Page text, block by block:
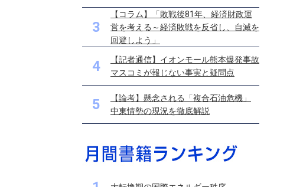
3
【コラム】「敗戦後81年、経済財政運
営を考える～経済敗戦を反省し、自滅を
回避しよう」
4
【記者通信】イオンモール熊本爆発事故
マスコミが報じない事実と疑問点
5
【論考】懸念される「複合石油危機」
中東情勢の現況を徹底解説